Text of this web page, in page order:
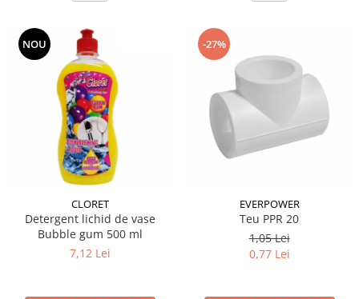
Aer conditionat
Dezumidificatoare
Aparate de Aer conditionat 9000
Aparate de Aer conditionat 12000
Aparate de Aer conditionat 18000
Aparate de Aer conditionat 24000
btu
Aparate de Aer conditionat 27000
NOU
CLORET
Detergent lichid de vase
Bubble gum 500 ml
7,12 Lei
-27%
EVERPOWER
Teu PPR 20
1,05 Lei
0,77 Lei